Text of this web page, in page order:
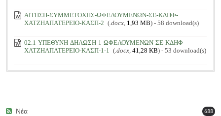
ΑΙΤΗΣΗ-ΣΥΜΜΕΤΟΧΗΣ-ΩΦΕΛΟΥΜΕΝΩΝ-ΣΕ-ΚΔΗΦ-
ΧΑΤΖΗΑΠΑΤΕΡΕΙΟ-ΚΑΣΠ-2 ( .docx, 1,93 MB) - 58 download(s)
02.1-ΥΠΕΘΥΝΗ-ΔΗΛΩΣΗ-1-ΩΦΕΛΟΥΜΕΝΩΝ-ΣΕ-ΚΔΗΦ-
ΧΑΤΖΗΑΠΑΤΕΡΕΙΟ-ΚΑΣΠ-1-1
( .docx, 41,28 KB) - 53 download(s)
688
Νέα